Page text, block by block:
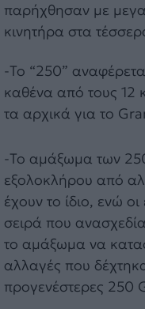
παρήχθησαν με
κινητήρα στα
-Το “250”
καθένα από τους 12
τα αρχικά για το
-Το αμάξωμα των
εξολοκλήρου από
έχουν το ίδιο, ενώ
σειρά που
το αμάξωμα να
αλλαγές που
προγενέστερες 250